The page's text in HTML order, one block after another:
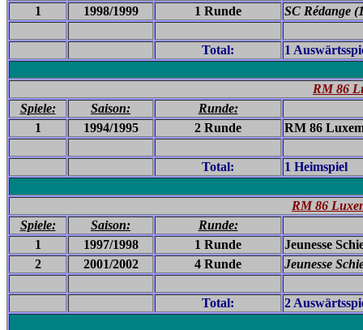
1
1998/1999 1 Runde SC Rédange
Total: 1
RM 86
Spiele:
Saison:
Runde:
1
1994/1995 2 Runde RM 86
Total: 1 Heimspiel
RM 86
Spiele:
Saison:
Runde:
1
1997/1998 1 Runde
Jeunesse
2
2001/2002 4 Runde Jeunesse
Total: 2